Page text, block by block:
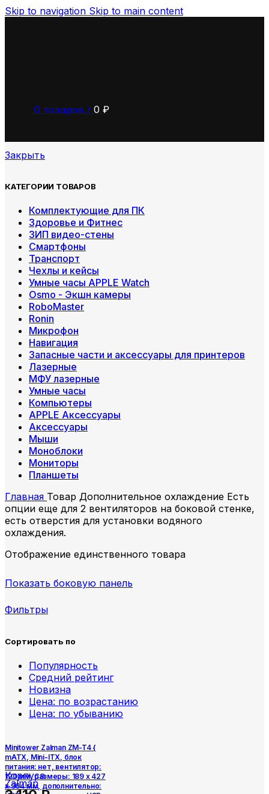
Skip to navigation Skip to main content
0 товаров / 0 ₽
Закрыть
КАТЕГОРИИ ТОВАРОВ
Комплектующие для ПК
Здоровье и Фитнес
ЗИП видео-стены
Смартфоны
Транспорт
Чехлы и кейсы
Умные часы APPLE Watch
Osmo - Экшн камеры
RoboMaster
Ronin
Микрофон
Навигация
Запасные части и аксессуары для принтеров
Лазерные
МФУ лазерные
Умные часы
Компьютеры
APPLE Аксессуары
Аксессуары
Мыши
Моноблоки
Мониторы
Планшеты
Главная Товар Дополнительное охлаждение Есть
опции еще для 2 вентиляторов на боковой стенке,
есть отверстия для установки водяного
охлаждения.
Отображение единственного товара
Показать боковую панель
Фильтры
Сортировать по
Популярность
Средний рейтинг
Новизна
Цена: по возрастанию
Цена: по убыванию
Minitower Zalman ZM-T4 {
mATX, Mini-ITX, блок
питания: нет, вентилятор:
120 мм, размеры: 189 x 427
x 364 мм, дополнительно:
Корпуса
Zalman